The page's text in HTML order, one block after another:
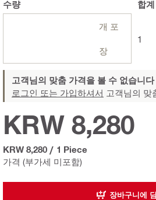
수량
개 포
장
합계
1
고객님의 맞춤 가격을 볼 수 없습니다
로그인 또는 가입하셔서 고객님의 맞
가격 (부가세 미포함)
KRW 8,280
KRW 8,280 / 1 Piece
장바구니에